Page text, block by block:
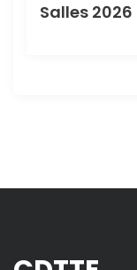
Salles 2026